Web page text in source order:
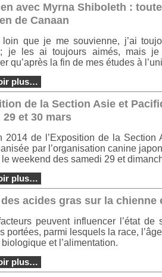
avec Myrna Shiboleth :
de Canaan
loin que je me souvienne, j’ai
je les ai toujours aimés, mais je
qu’après la fin de mes études à
plus…
de la Section Asie et
29 et 30 mars
2014 de l’Exposition de la
par l’organisation canine
le weekend des samedi 29 et
plus…
des acides gras sur la chienne
peuvent influencer l’état
portées, parmi lesquels la race,
biologique et l’alimentation.
plus…